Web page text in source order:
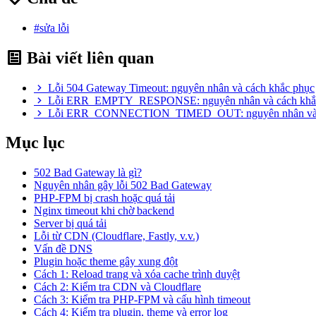
#sửa lỗi
Bài viết liên quan
Lỗi 504 Gateway Timeout: nguyên nhân và cách khắc phục
Lỗi ERR_EMPTY_RESPONSE: nguyên nhân và cách
Lỗi ERR_CONNECTION_TIMED_OUT: nguyên nhân
Mục lục
502 Bad Gateway là gì?
Nguyên nhân gây lỗi 502 Bad Gateway
PHP-FPM bị crash hoặc quá tải
Nginx timeout khi chờ backend
Server bị quá tải
Lỗi từ CDN (Cloudflare, Fastly, v.v.)
Vấn đề DNS
Plugin hoặc theme gây xung đột
Cách 1: Reload trang và xóa cache trình duyệt
Cách 2: Kiểm tra CDN và Cloudflare
Cách 3: Kiểm tra PHP-FPM và cấu hình timeout
Cách 4: Kiểm tra plugin, theme và error log